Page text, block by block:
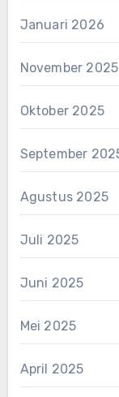
Januari 2026
November 2025
Oktober 2025
September
Agustus 2025
Juli 2025
Juni 2025
Mei 2025
April 2025